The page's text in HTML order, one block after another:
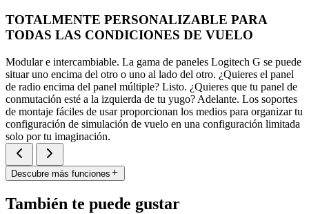
TOTALMENTE PERSONALIZABLE PARA
TODAS LAS CONDICIONES DE VUELO
Modular e intercambiable. La gama de paneles Logitech G se puede
situar uno encima del otro o uno al lado del otro. ¿Quieres el panel
de radio encima del panel múltiple? Listo. ¿Quieres que tu panel de
conmutación esté a la izquierda de tu yugo? Adelante. Los soportes
de montaje fáciles de usar proporcionan los medios para organizar tu
configuración de simulación de vuelo en una configuración limitada
solo por tu imaginación.
Descubre más funciones
También te puede gustar